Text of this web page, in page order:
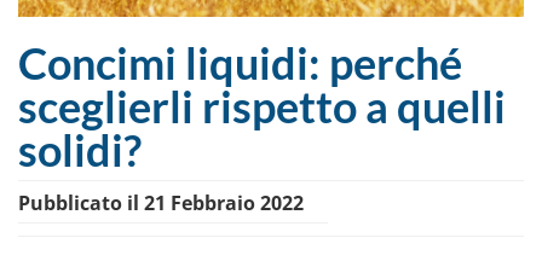
Concimi liquidi: perché
sceglierli rispetto a quelli
solidi?
Pubblicato il 21 Febbraio 2022